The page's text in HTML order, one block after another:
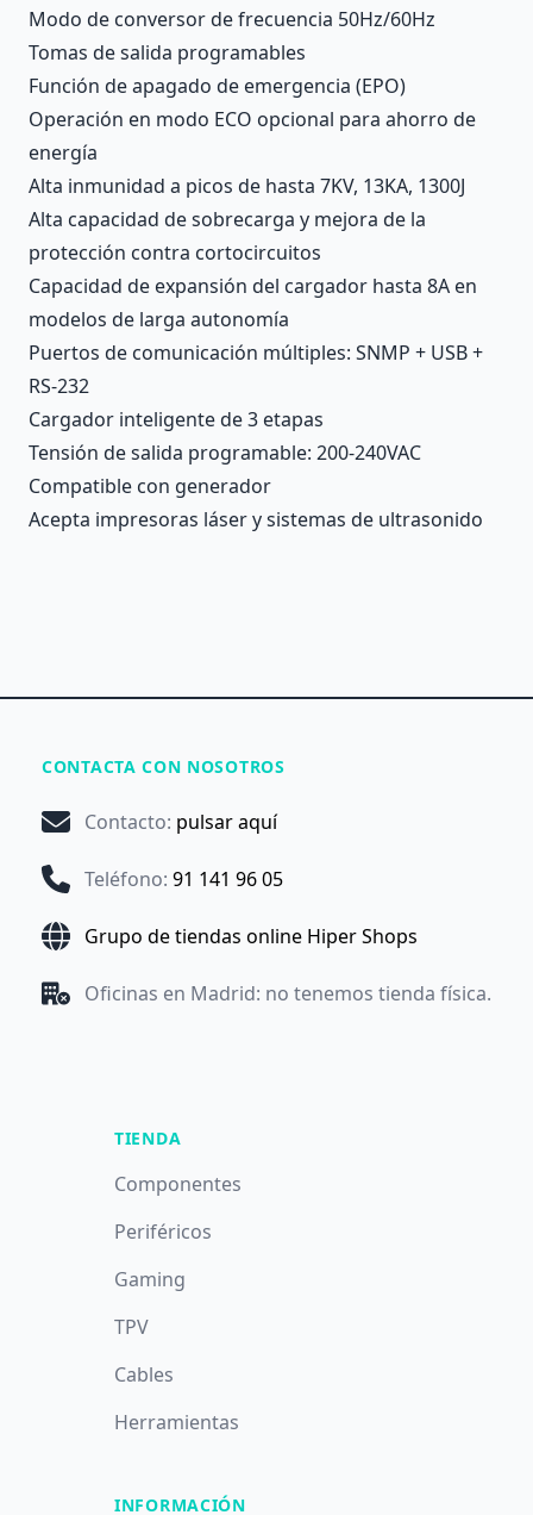
Modo de conversor de frecuencia 50Hz/60Hz
Tomas de salida programables
Función de apagado de emergencia (EPO)
Operación en modo ECO opcional para ahorro de
energía
Alta inmunidad a picos de hasta 7KV, 13KA, 1300J
Alta capacidad de sobrecarga y mejora de la
protección contra cortocircuitos
Capacidad de expansión del cargador hasta 8A en
modelos de larga autonomía
Puertos de comunicación múltiples: SNMP + USB +
RS-232
Cargador inteligente de 3 etapas
Tensión de salida programable: 200-240VAC
Compatible con generador
Acepta impresoras láser y sistemas de ultrasonido
CONTACTA CON NOSOTROS
Contacto: pulsar aquí
Teléfono: 91 141 96 05
Grupo de tiendas online Hiper Shops
Oficinas en Madrid: no tenemos tienda física.
TIENDA
Componentes
Periféricos
Gaming
TPV
Cables
Herramientas
INFORMACIÓN